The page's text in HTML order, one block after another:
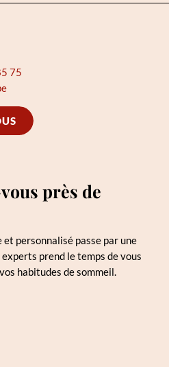
75
près de
et personnalisé passe par une
prend le temps de vous
habitudes de sommeil.